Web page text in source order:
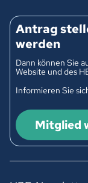
Antrag
werden
Dann können Sie
Website und des
Informieren Sie
Mitglied